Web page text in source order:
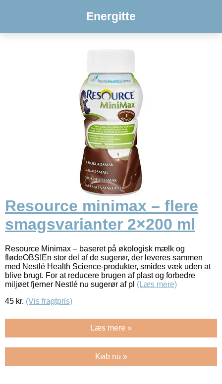
Energitte
Resource minimax – flere
smagsvarianter 2×200 ml
Resource Minimax – baseret på økologisk mælk og
flødeOBS!En stor del af de sugerør, der leveres sammen
med Nestlé Health Science-produkter, smides væk uden at
blive brugt. For at reducere brugen af plast og forbedre
miljøet fjerner Nestlé nu sugerør af pl (Læs mere)
45 kr. (Vis fragtpris)
Læs mere »
Køb nu »